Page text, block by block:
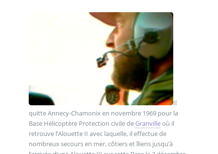
Il
quitte Annecy-Chamonix en novembre 1969 pour la
Base Hélicoptère Protection civile deGranvilleoù il
retrouve l’Alouette II avec laquelle, il effectue de
nombreux secours en mer, côtiers et îliens jusqu’à